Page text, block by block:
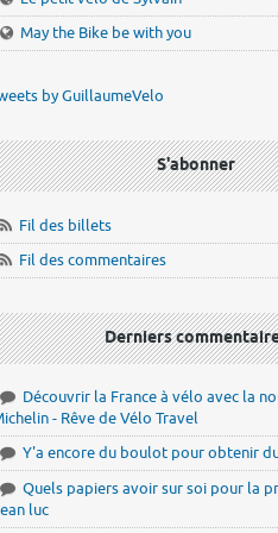
May the Bike be with you
by GuillaumeVelo
S'abonner
Fil des billets
Fil des commentaires
Derniers
Découvrir la France à vélo avec la
- Rêve de Vélo Travel
Y'a encore du boulot pour obtenir
Quels papiers avoir sur soi pour la
luc